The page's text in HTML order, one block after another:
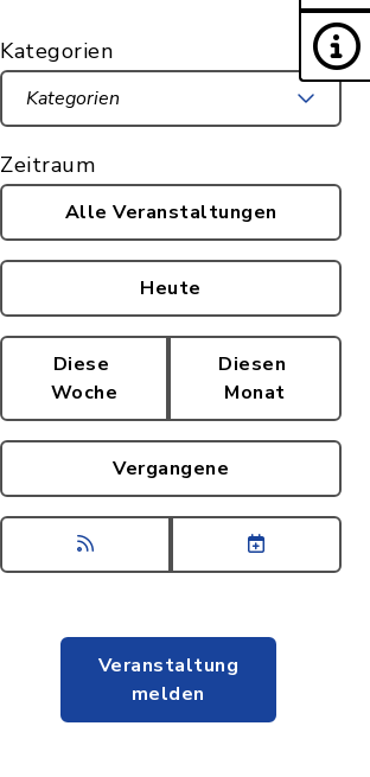
Kategorien
Kategorien
Zeitraum
Alle Veranstaltungen
Heute
Diese
Woche
Diesen
Monat
Vergangene
Veranstaltung
melden